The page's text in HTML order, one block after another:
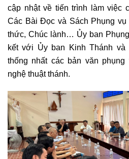
cập nhật về tiến trình làm việc
Các Bài Đọc và Sách Phụng
thức, Chúc lành… Ủy ban
kết với Ủy ban Kinh Thánh và
thống nhất các bản văn
nghệ thuật thánh.